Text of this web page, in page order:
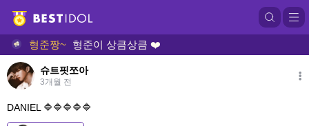
슈트핏쪼아
3개월 전
DANIEL 🔷️🔷️🔷️🔷️🔷️